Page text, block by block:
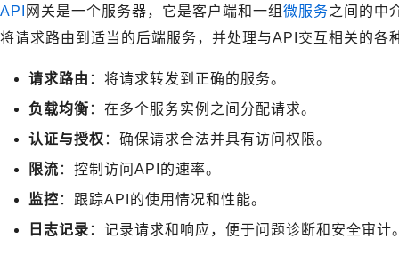
API 网关是一个服务器，它是客户端和一组 微服务之间的中
将请求路由到适当的后端服务，并处理与API交互相关的各
请求路由 ：将请求转发到正确的服务。
负载均衡 ：在多个服务实例之间分配请求。
认证与授权 ：确保请求合法并具有访问权限。
限流 ：控制访问API的速率。
监控 ：跟踪API的使用情况和性能。
日志记录 ：记录请求和响应，便于问题诊断和安全审计